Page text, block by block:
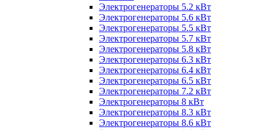
Электрогенераторы 5.2 кВт
Электрогенераторы 5.6 кВт
Электрогенераторы 5.5 кВт
Электрогенераторы 5.7 кВт
Электрогенераторы 5.8 кВт
Электрогенераторы 6.3 кВт
Электрогенераторы 6.4 кВт
Электрогенераторы 6.5 кВт
Электрогенераторы 7.2 кВт
Электрогенераторы 8 кВт
Электрогенераторы 8.3 кВт
Электрогенераторы 8.6 кВт